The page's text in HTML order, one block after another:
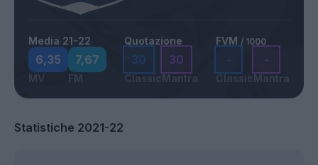
Media 21-22
6,35
MV
7,67
FM
Quotazione
30
Classic
30
Mantra
FVM / 1000
-
Classic
-
Mantra
Statistiche 2021-22